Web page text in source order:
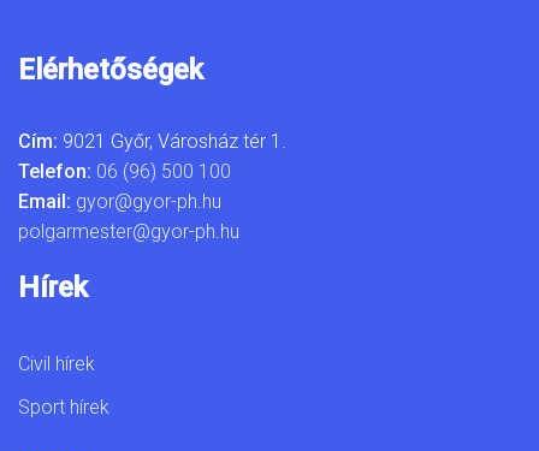
Elérhetőségek
Cím: 9021 Győr, Városház tér 1.
Telefon: 06 (96) 500 100
Email: gyor@gyor-ph.hu
polgarmester@gyor-ph.hu
Hírek
Civil hírek
Sport hírek